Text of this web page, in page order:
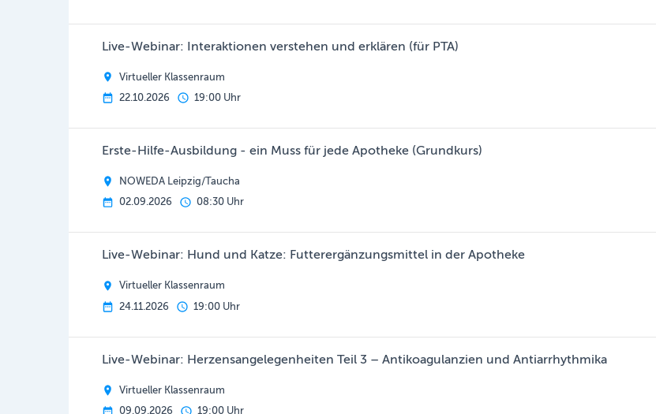
Live-Webinar: Interaktionen verstehen und erklären (für PTA)
Virtueller Klassenraum
22.10.2026
19:00 Uhr
Erste-Hilfe-Ausbildung - ein Muss für jede Apotheke (Grundkurs)
NOWEDA Leipzig/Taucha
02.09.2026
08:30 Uhr
Live-Webinar: Hund und Katze: Futterergänzungsmittel in der Apotheke
Virtueller Klassenraum
24.11.2026
19:00 Uhr
Live-Webinar: Herzensangelegenheiten Teil 3 – Antikoagulanzien und Antiarrhythmika
Virtueller Klassenraum
09.09.2026
19:00 Uhr